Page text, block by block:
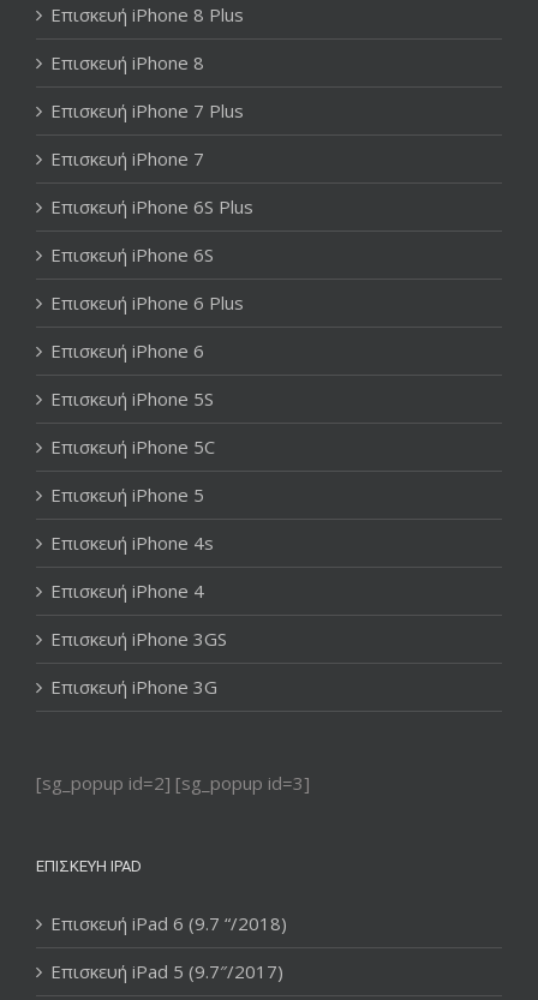
Επισκευή iPhone 8 Plus
Επισκευή iPhone 8
Επισκευή iPhone 7 Plus
Επισκευή iPhone 7
Επισκευή iPhone 6S Plus
Επισκευή iPhone 6S
Επισκευή iPhone 6 Plus
Επισκευή iPhone 6
Επισκευή iPhone 5S
Επισκευή iPhone 5C
Επισκευή iPhone 5
Επισκευή iPhone 4s
Επισκευή iPhone 4
Επισκευή iPhone 3GS
Επισκευή iPhone 3G
[sg_popup id=2] [sg_popup id=3]
ΕΠΙΣΚΕΥΉ IPAD
Επισκευή iPad 6 (9.7 “/2018)
Επισκευή iPad 5 (9.7″/2017)